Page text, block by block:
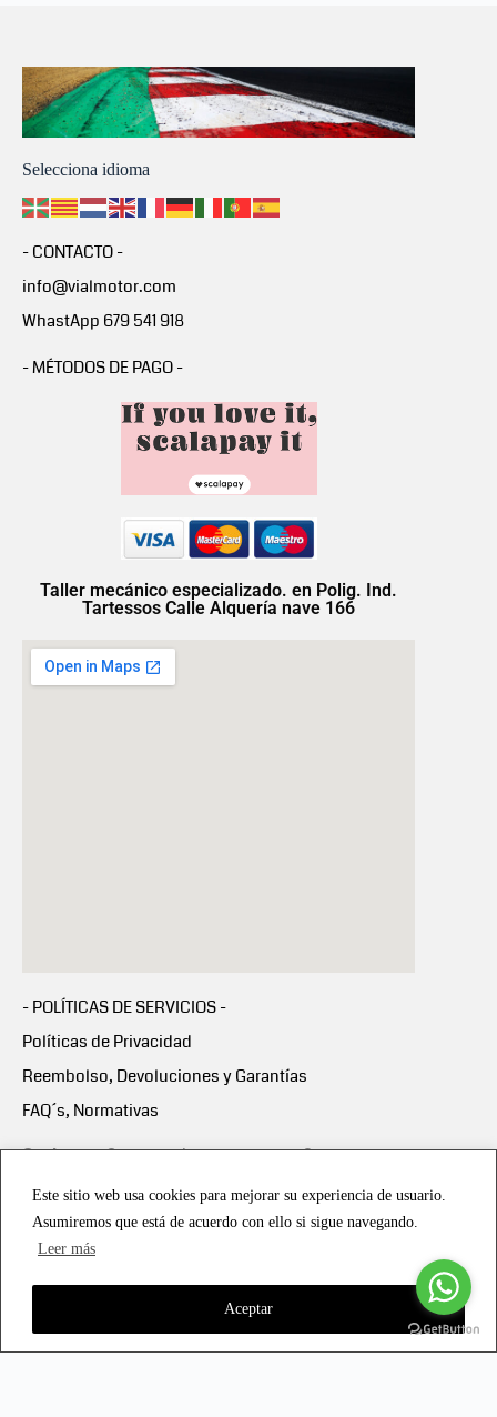
Este sitio web usa cookies para mejorar su experiencia de usuario.
Asumiremos que está de acuerdo con ello si sigue navegando.
Leer más
Aceptar
Selecciona idioma
- CONTACTO -
info@vialmotor.com
WhastApp 679 541 918
- MÉTODOS DE PAGO -
Taller mecánico especializado. en Polig. Ind.
Tartessos Calle Alquería nave 166
- POLÍTICAS DE SERVICIOS -
Políticas de Privacidad
Reembolso, Devoluciones y Garantías
FAQ´s, Normativas
Scalapay:Compra ahora y paga en 3 cuotas
Scalapay Política Privacidad
Copyright © 2021 all rights reserved - Vialmotor